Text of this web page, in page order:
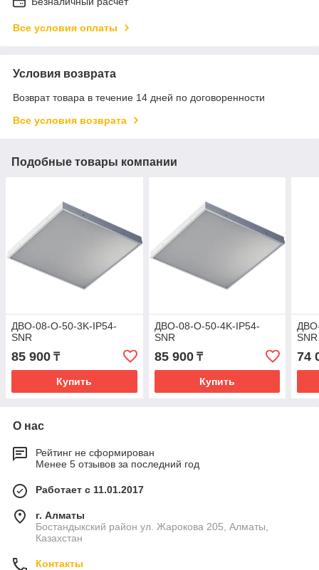
Все условия оплаты
Условия возврата
Возврат товара в течение 14 дней по договоренности
Все условия возврата
Подобные товары компании
ДВО-08-О-50-3K-IP54-
SNR
85 900 ₸
Купить
ДВО-08-О-50-4K-IP54-
SNR
85 900₸
Купить
SNR
74
О нас
Рейтинг не сформирован
Менее 5 отзывов за последний год
Работает с 11.01.2017
г. Алматы
Бостандыкский район ул. Жарокова 205, Алматы,
Казахстан
Контакты